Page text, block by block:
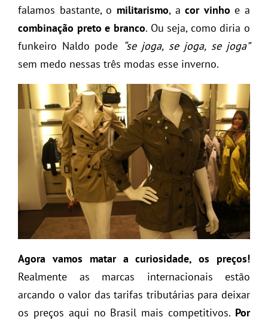
falamos bastante, o militarismo, acor vinho e a
combinação preto e branco. Ou seja, como diria o
funkeiro Naldo pode “se joga, se joga, se joga”
sem medo nessas três modas esse inverno.
Agora vamos matar a curiosidade, os preços!
Realmente as marcas internacionais estão
arcando o valor das tarifas tributárias para deixar
os preços aqui no Brasil mais competitivos. Por